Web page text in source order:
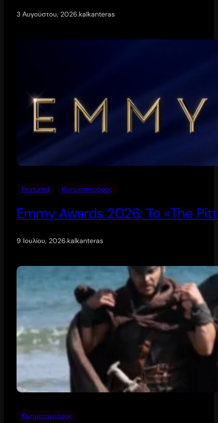
3 Αυγούστου, 2026.kalkanteras
Featured Κινηματογράφος
Emmy Awards 2026: Το «The
9 Ιουλίου, 2026.kalkanteras
Κινηματογράφος